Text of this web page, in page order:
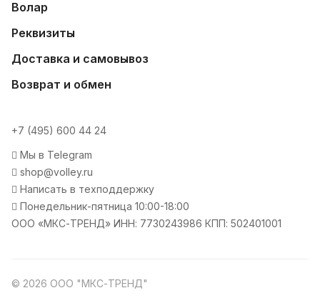
Волар
Реквизиты
Доставка и самовывоз
Возврат и обмен
+7 (495) 600 44 24
Мы в Telegram
shop@volley.ru
Написать в техподдержку
Понедельник-пятница 10:00-18:00
ООО «МКС-ТРЕНД» ИНН: 7730243986 КПП: 502401001
© 2026 ООО "МКС-ТРЕНД"